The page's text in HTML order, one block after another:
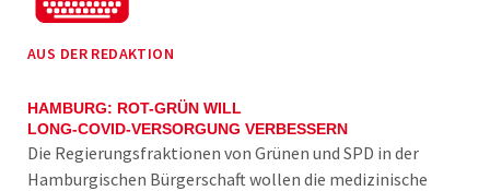
AUS DER REDAKTION
HAMBURG: ROT-GRÜN WILL
LONG-COVID-VERSORGUNG VERBESSERN
Die Regierungsfraktionen von Grünen und SPD in der
Hamburgischen Bürgerschaft wollen die medizinische